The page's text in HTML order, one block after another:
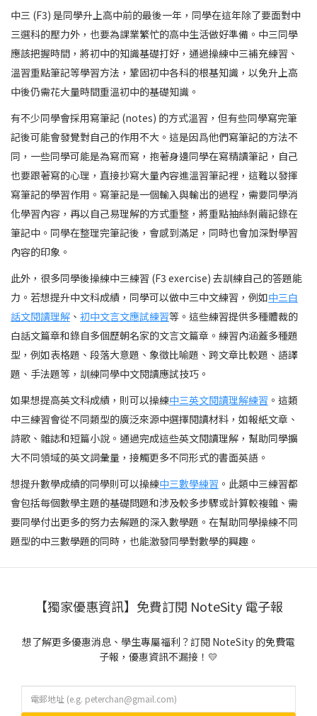
中三 (F3) 是同學升上高中前的最後一年，同學在這年除了要面對中
三選科的壓力外，也要為課業繁忙的高中生活做好準備。中三同學
應該把握時間，將初中的知識基礎打好，通過操練中三補充練習、
溫習重點筆記等學習方法，鞏固初中各科的根基知識，以免升上高
中後仍需花大量時間重溫初中的基礎知識。
有不少同學會採用寫筆記 (notes) 的方式溫習，但有些同學寫完筆
記後可能會發覺對自己的作用不大。這是因爲他們寫筆記的方法不
同，一些同學可能是為寫而寫，抱著身邊同學在寫精讀筆記，自己
也要跟著寫的心理，直接抄寫大量內容進溫習筆記裡，這難以發揮
寫筆記的學習作用。寫筆記是一個輸入與輸出的過程，需要同學消
化學習內容，再以自己易理解的方式重整，將重點抽絲剝繭記錄在
筆記中。同學在整理完筆記後，會感到滿足，同時也會加深對學習
內容的印象。
此外，很多同學後操練中三練習 (F3 exercise) 去訓練自己的答題能
力。若想提升中文科成績，同學可以做中三中文練習，例如中三白
話文閱讀理解 、 初中文言文應試練習等。這些練習提供多種體裁的
白話文篇章和錄自多個歷朝名家的文言文篇章。練習內涵蓋多種題
型，例如表格題、段落大意題、象徵比喻題、跨文章比較題、語譯
題、手法題等，訓練同學中文閱讀應試技巧。
如果想提高英文科成績，則可以操練中三英文閱讀理解練習 。這類
中三練習會從不同類型的廣泛來源中選擇閱讀材料，如報紙文章、
詩歌、雜誌和短篇小說。通過完成這些英文閱讀理解，幫助同學擴
大不同領域的英文詞彙量，接觸更多不同形式的書面英語。
想提升數學成績的同學則可以操練中三數學練習 。此類中三練習都
會包括每個數學主題的基礎問題和涉及較多步驟或計算較複雜、需
要同學付出更多的努力去解題的深入數學題。在幫助同學操練不同
題型的中三數學題的同時，也能激發同學對數學的興趣。
【獨家優惠資訊】免費訂閱 NoteSity 電子報
想了解更多優惠消息、學生專屬福利？訂閱 NoteSity 的免費電
子報，優惠資訊不漏接！💛